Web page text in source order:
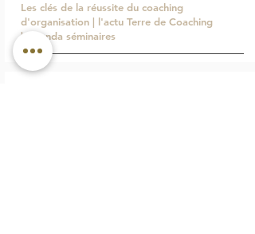
Les clés de la réussite du coaching
d'organisation | l'actu Terre de Coaching
| Agenda séminaires